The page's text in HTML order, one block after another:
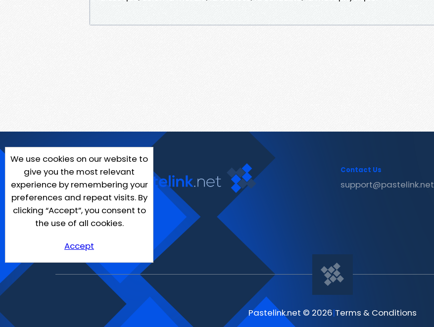
We use cookies on our website to
give you the most relevant
experience by remembering your
preferences and repeat visits. By
clicking “Accept”, you consent to
the use of all cookies.
Accept
Contact Us
support@pastelink.net
Pastelink.net © 2026|Terms & Conditions